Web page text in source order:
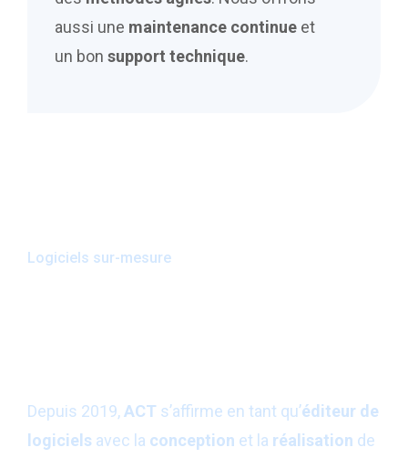
aussi une maintenance continue et
un bon support technique.
Logiciels sur-mesure
Depuis 2019,ACT s’affirme en tant qu’éditeur de
logiciels avec la conception et la réalisation de